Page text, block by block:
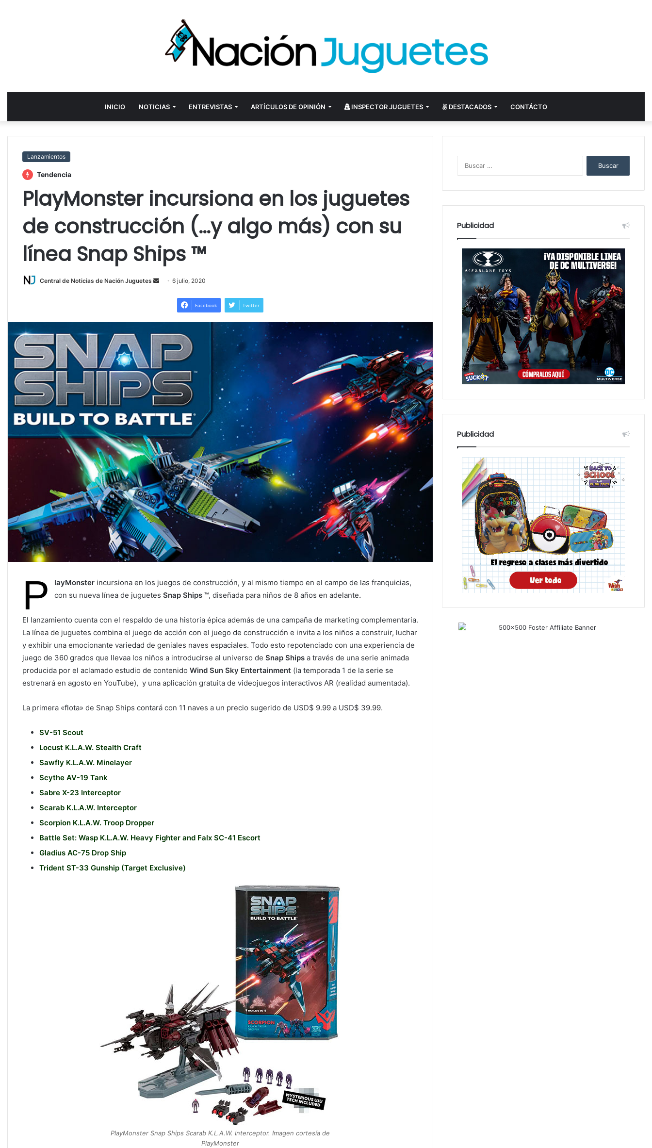
INICIO NOTICIAS ENTREVISTAS ARTÍCULOS DE OPINIÓN INSPECTOR JUGUETES DESTACADOS CONTÁCTO
Lanzamientos
Tendencia
PlayMonster incursiona en los juguetes
de construcción (…y algo más) con su
línea Snap Ships ™
Central de Noticias de Nación Juguetes
Send6 julio, 2020
Facebook Twitter
P layMonster incursiona en los juegos de construcción, y al mismo tiempo en el campo de las franquicias,
con su nueva línea de juguetes Snap Ships ™, diseñada para niños de 8 años en adelante.
El lanzamiento cuenta con el respaldo de una historia épica además de una campaña de marketing complementaria.
La línea de juguetes combina el juego de acción con el juego de construcción e invita a los niños a construir, luchar
y exhibir una emocionante variedad de geniales naves espaciales. Todo esto repotenciado con una experiencia de
juego de 360 ​​grados que llevaa los niños a introducirse al universo de Snap Ships a través de una serie animada
producida por el aclamado estudio de contenido Wind Sun Sky Entertainment (la temporada 1 de la serie se
estrenará en agosto en YouTube), y una aplicación gratuita de videojuegos interactivos AR (realidad aumentada).
La primera «flota» de Snap Ships contará con 11 naves a un precio sugerido de USD$ 9.99 a USD$ 39.99.
SV-51 Scout
Locust K.L.A.W. Stealth Craft
Sawfly K.L.A.W. Minelayer
Scythe AV-19 Tank
Sabre X-23 Interceptor
Scarab K.L.A.W. Interceptor
Scorpion K.L.A.W. Troop Dropper
Battle Set: Wasp K.L.A.W. Heavy Fighter and Falx SC-41 Escort
Gladius AC-75 Drop Ship
Trident ST-33 Gunship (Target Exclusive)
PlayMonster Snap Ships Scarab K.L.A.W. Interceptor. Imagen cortesía de
PlayMonster
Publicidad
Publicidad